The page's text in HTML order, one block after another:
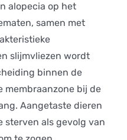
alopecia op het
samen met
slijmvliezen wordt
binnen de
membraanzone bij de
Aangetaste dieren
sterven als gevolg van